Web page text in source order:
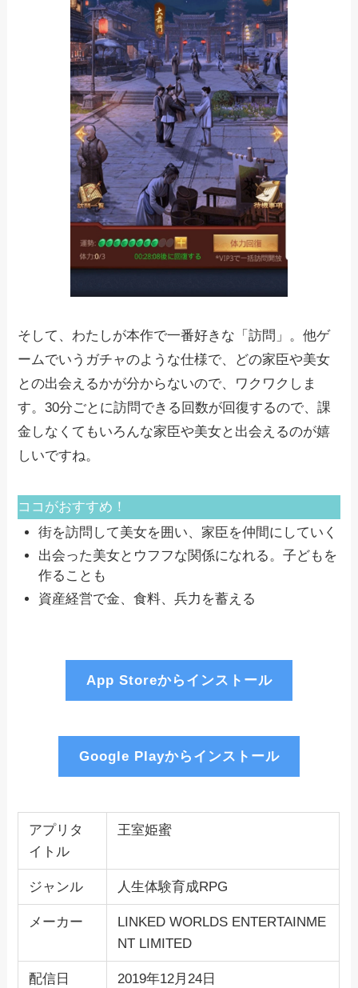
そして、わたしが本作で一番好きな「訪問」。他ゲ
ームでいうガチャのような仕様で、どの家臣や美女
との出会えるかが分からないので、ワクワクしま
す。30分ごとに訪問できる回数が回復するので、課
金しなくてもいろんな家臣や美女と出会えるのが嬉
しいですね。
ココがおすすめ！
街を訪問して美女を囲い、家臣を仲間にしていく
出会った美女とウフフな関係になれる。子どもを
作ることも
資産経営で金、食料、兵力を蓄える
App Storeからインストール
Google Playからインストール
アプリタ
イトル
王室姫蜜
ジャンル 人生体験育成RPG
メーカー
LINKED WORLDS ENTERTAINME
NT LIMITED
配信日 2019年12月24日